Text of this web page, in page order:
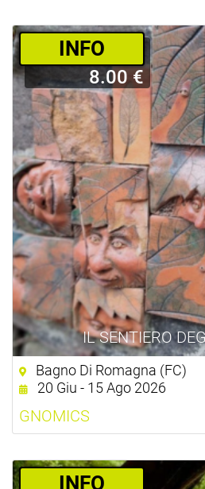
IL SENTIERO
­INFO
8.00 €
Bagno Di Romagna (FC)
20 Giu - 15 Ago 2026
GNOMICS
­INFO